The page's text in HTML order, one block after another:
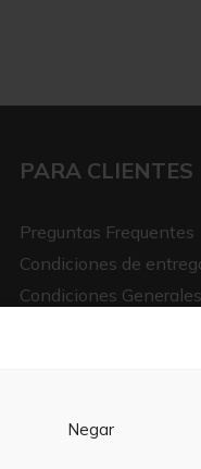
Negar
PARA CLIENTES
Preguntas Frequentes
Condiciones de
Condiciones Generales